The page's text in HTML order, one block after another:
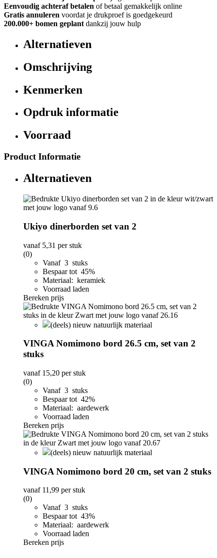
Eenvoudig achteraf betalen of betaal gemakkelijk online
Gratis annuleren voordat je drukproef is goedgekeurd
200.000+ bomen geplant dankzij jouw hulp
Alternatieven
Omschrijving
Kenmerken
Opdruk informatie
Voorraad
Product Informatie
Alternatieven
Ukiyo dinerborden set van 2
vanaf 5,31 per stuk
(0)
Vanaf 3 stuks
Bespaar tot 45%
Materiaal: keramiek
Voorraad laden
Bereken prijs
(deels) nieuw natuurlijk materiaal
VINGA Nomimono bord 26.5 cm, set van 2
stuks
vanaf 15,20 per stuk
(0)
Vanaf 3 stuks
Bespaar tot 42%
Materiaal: aardewerk
Voorraad laden
Bereken prijs
(deels) nieuw natuurlijk materiaal
VINGA Nomimono bord 20 cm, set van 2 stuks
vanaf 11,99 per stuk
(0)
Vanaf 3 stuks
Bespaar tot 43%
Materiaal: aardewerk
Voorraad laden
Bereken prijs